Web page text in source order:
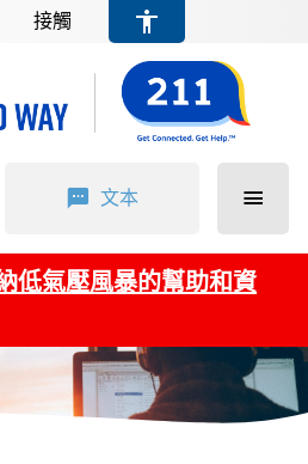
接觸
文本
低氣壓風暴的幫助和資